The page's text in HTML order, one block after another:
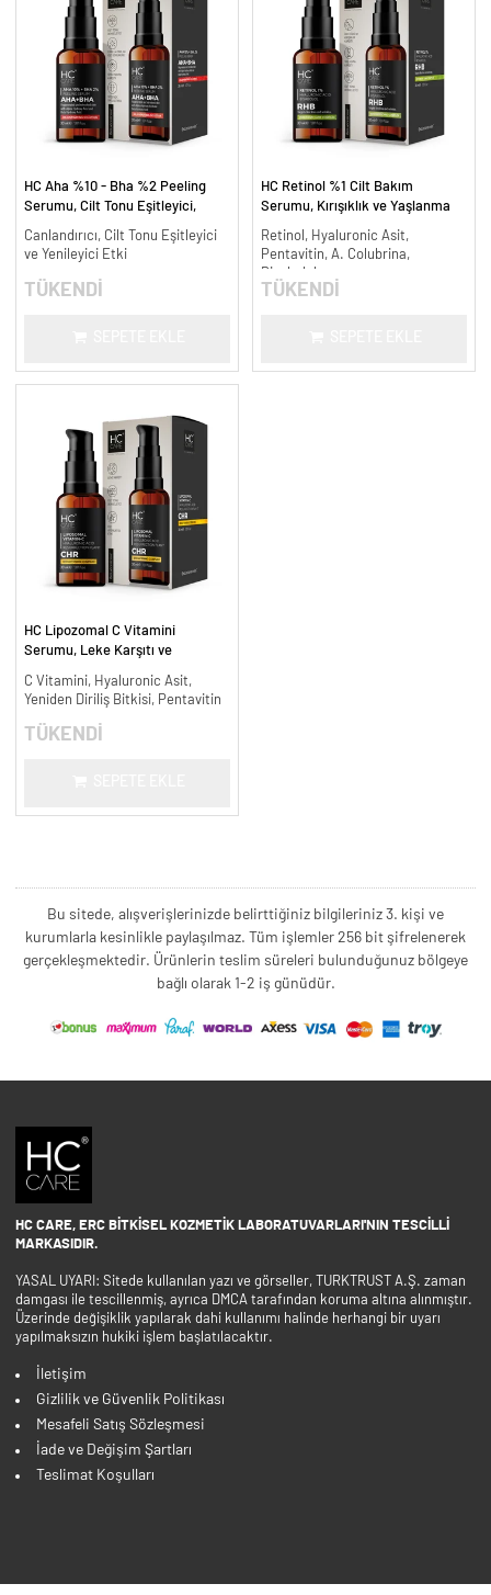
HC Aha %10 - Bha %2 Peeling
Serumu, Cilt Tonu Eşitleyici,
Canlandırıcı, Cilt Tonu Eşitleyici
ve Yenileyici Etki
TÜKENDİ
HC Retinol %1 Cilt Bakım
Serumu, Kırışıklık ve Yaşlanma
Retinol, Hyaluronic Asit,
Pentavitin, A. Colubrina,
Bisabolol
TÜKENDİ
HC Lipozomal C Vitamini
Serumu, Leke Karşıtı ve
C Vitamini, Hyaluronic Asit,
Yeniden Diriliş Bitkisi, Pentavitin
TÜKENDİ
Bu sitede, alışverişlerinizde belirttiğiniz bilgileriniz 3. kişi ve
kurumlarla kesinlikle paylaşılmaz. Tüm işlemler 256 bit şifrelenerek
gerçekleşmektedir. Ürünlerin teslim süreleri bulunduğunuz bölgeye
bağlı olarak 1-2 iş günüdür.
HC CARE, ERC BITKISEL KOZMETIK LABORATUVARLARI'NIN TESCILLI
MARKASIDIR.
YASAL UYARI: Sitede kullanılan yazı ve görseller, TURKTRUST A.Ş. zaman
damgası ile tescillenmiş, ayrıca DMCA tarafından koruma altına alınmıştır.
Üzerinde değişiklik yapılarak dahi kullanımı halinde herhangi bir uyarı
yapılmaksızın hukiki işlem başlatılacaktır.
İletişim
Gizlilik ve Güvenlik Politikası
Mesafeli Satış Sözleşmesi
İade ve Değişim Şartları
Teslimat Koşulları